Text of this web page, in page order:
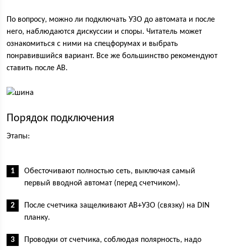
По вопросу, можно ли подключать УЗО до автомата и после
него, наблюдаются дискуссии и споры. Читатель может
ознакомиться с ними на спецфорумах и выбрать
понравившийся вариант. Все же большинство рекомендуют
ставить после АВ.
Порядок подключения
Этапы:
Обесточивают полностью сеть, выключая самый
первый вводной автомат (перед счетчиком).
После счетчика защелкивают АВ+УЗО (связку) на DIN
планку.
Проводки от счетчика, соблюдая полярность, надо